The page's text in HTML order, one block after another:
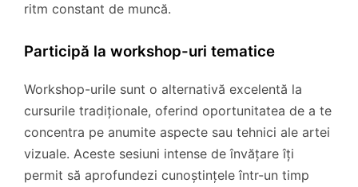
ritm constant de muncă.
Participă la workshop-uri tematice
Workshop-urile sunt o alternativă excelentă la
cursurile tradiționale, oferind oportunitatea de a te
concentra pe anumite aspecte sau tehnici ale artei
vizuale. Aceste sesiuni intense de învățare îți
permit să aprofundezi cunoștințele într-un timp